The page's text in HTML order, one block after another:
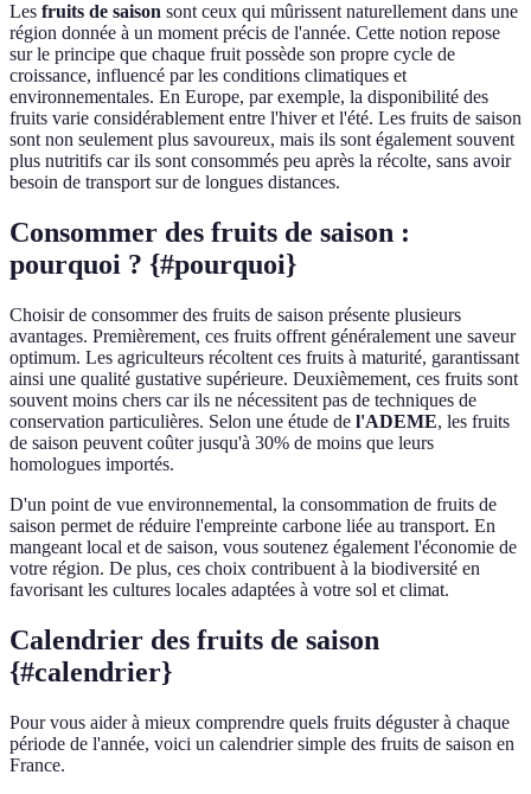
Les fruits de saison sont ceux qui mûrissent naturellement dans une
région donnée à un moment précis de l'année. Cette notion repose
sur le principe que chaque fruit possède son propre cycle de
croissance, influencé par les conditions climatiques et
environnementales. En Europe, par exemple, la disponibilité des
fruits varie considérablement entre l'hiver et l'été. Les fruits de saison
sont non seulement plus savoureux, mais ils sont également souvent
plus nutritifs car ils sont consommés peu après la récolte, sans avoir
besoin de transport sur de longues distances.
Consommer des fruits de saison :
pourquoi ? {#pourquoi}
Choisir de consommer des fruits de saison présente plusieurs
avantages. Premièrement, ces fruits offrent généralement une saveur
optimum. Les agriculteurs récoltent ces fruits à maturité, garantissant
ainsi une qualité gustative supérieure. Deuxièmement, ces fruits sont
souvent moins chers car ils ne nécessitent pas de techniques de
conservation particulières. Selon une étude de l'ADEME, les fruits
de saison peuvent coûter jusqu'à 30% de moins que leurs
homologues importés.
D'un point de vue environnemental, la consommation de fruits de
saison permet de réduire l'empreinte carbone liée au transport. En
mangeant local et de saison, vous soutenez également l'économie de
votre région. De plus, ces choix contribuent à la biodiversité en
favorisant les cultures locales adaptées à votre sol et climat.
Calendrier des fruits de saison
{#calendrier}
Pour vous aider à mieux comprendre quels fruits déguster à chaque
période de l'année, voici un calendrier simple des fruits de saison en
France.